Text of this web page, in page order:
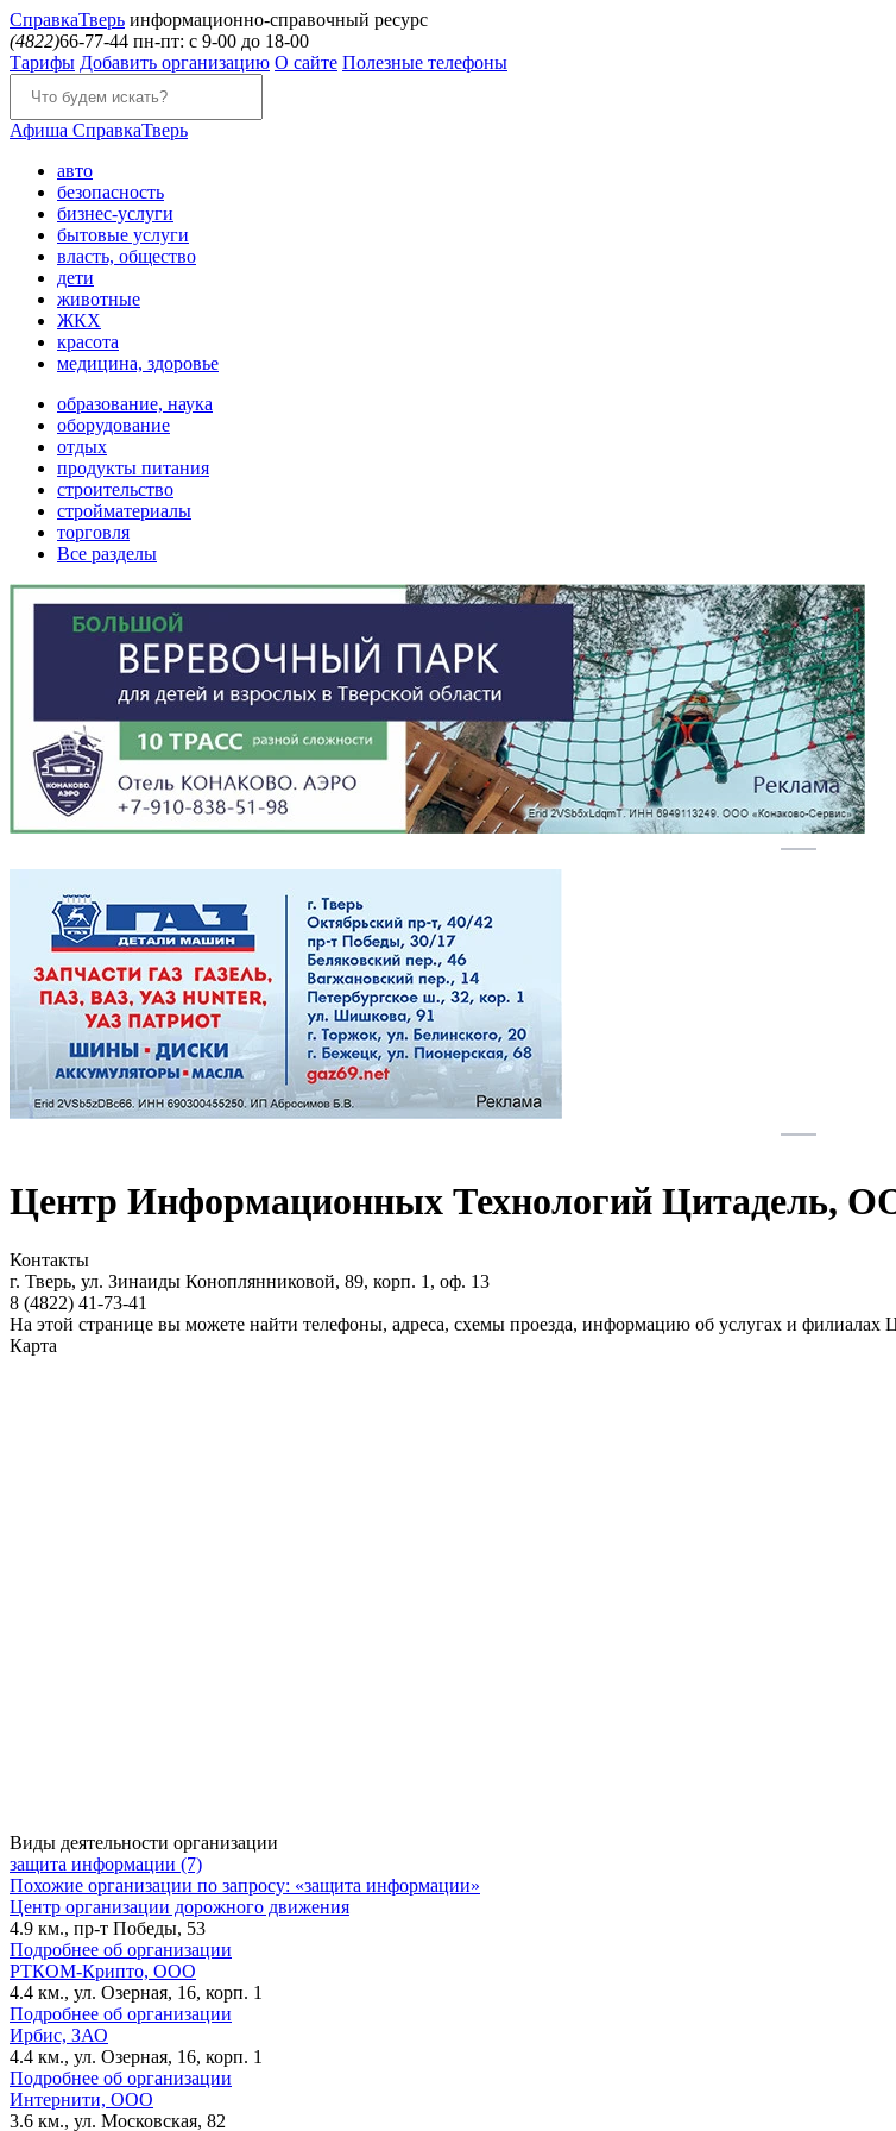
СправкаТверь информационно-справочный ресурс
(4822)66-77-44 пн-пт: с 9-00 до 18-00
Тарифы Добавить организацию О сайте Полезные телефоны
Афиша СправкаТверь
авто
безопасность
бизнес-услуги
бытовые услуги
власть, общество
дети
животные
ЖКХ
красота
медицина, здоровье
образование, наука
оборудование
отдых
продукты питания
строительство
стройматериалы
торговля
Все разделы
Центр Информационных Технологий Цитадель,
Контакты
г. Тверь, ул. Зинаиды Коноплянниковой, 89, корп. 1, оф. 13
8 (4822) 41-73-41
На этой странице вы можете найти телефоны, адреса, схемы проезда, информацию об услугах и
Карта
Виды деятельности организации
защита информации (7)
Похожие организации по запросу: «защита информации»
Центр организации дорожного движения
4.9 км., пр-т Победы, 53
Подробнее об организации
РТКОМ-Крипто, ООО
4.4 км., ул. Озерная, 16, корп. 1
Подробнее об организации
Ирбис, ЗАО
4.4 км., ул. Озерная, 16, корп. 1
Подробнее об организации
Интернити, ООО
3.6 км., ул. Московская, 82